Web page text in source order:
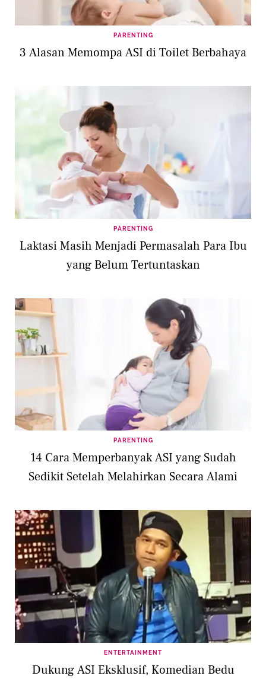
PARENTING
3 Alasan Memompa ASI di Toilet Berbahaya
PARENTING
Laktasi Masih Menjadi Permasalah Para Ibu
yang Belum Tertuntaskan
PARENTING
14 Cara Memperbanyak ASI yang Sudah
Sedikit Setelah Melahirkan Secara Alami
ENTERTAINMENT
Dukung ASI Eksklusif, Komedian Bedu